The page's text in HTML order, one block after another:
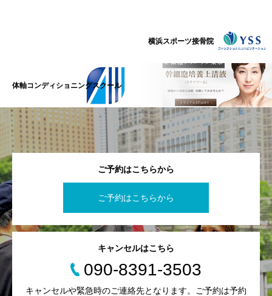
横浜スポーツ接骨院
体軸コンディショニングスクール
ご予約はこちらから
ご予約はこちらから
キャンセルはこちら
090-8391-3503
キャンセルや緊急時のご連絡先となります。ご予約は予約